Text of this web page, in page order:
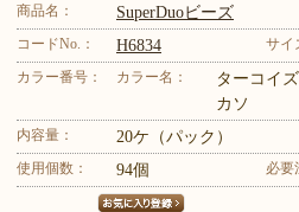
商品名： SuperDuoビーズ
コードNo.： H6834 サイ
カラー番号： カラー名：
ターコイ
カソ
内容量： 20ケ（パック）
使用個数： 94個 必要